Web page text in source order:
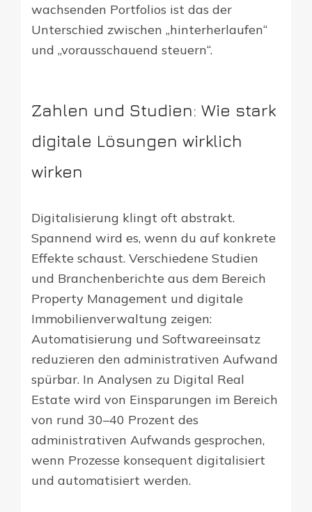
wachsenden Portfolios ist das der
Unterschied zwischen „hinterherlaufen“
und „vorausschauend steuern“.
Zahlen und Studien: Wie stark
digitale Lösungen wirklich
wirken
Digitalisierung klingt oft abstrakt.
Spannend wird es, wenn du auf konkrete
Effekte schaust. Verschiedene Studien
und Branchenberichte aus dem Bereich
Property Management und digitale
Immobilienverwaltung zeigen:
Automatisierung und Softwareeinsatz
reduzieren den administrativen Aufwand
spürbar. In Analysen zu Digital Real
Estate wird von Einsparungen im Bereich
von rund 30–40 Prozent des
administrativen Aufwands gesprochen,
wenn Prozesse konsequent digitalisiert
und automatisiert werden.